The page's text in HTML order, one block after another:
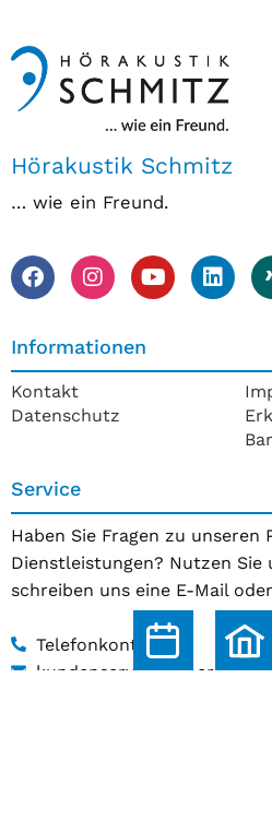
Hörakustik Schmitz
… wie ein Freund.
Informationen
Kontakt
Datenschutz
Service
Haben Sie Fragen zu unseren
Dienstleistungen? Nutzen
schreiben uns eine E-Mail
Telefonkontakt